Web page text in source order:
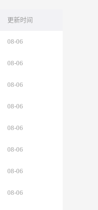
更新时间
08-06
08-06
08-06
08-06
08-06
08-06
08-06
08-06